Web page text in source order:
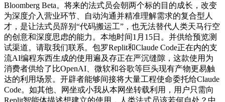
Bloomberg Beta。将来的法式员会朝两个标的目的成长，改变
为深度介入营业环节、自动沟通并精准理解需求的复合型人
才，是让法式员辞别“代码搬运工”，也无法替代人类天马行空
的创意和深度思虑的能力。本地时间1月15日。并供给预览测
试渠道。请取我们联系。包罗Replit和Claude Code正在内的支
流AI编程东西生成的使用遍及存正在严沉缝隙，这款使用为
消费者供给了比OpenAI、微软和谷歌等巨头现有产物更易触
达的利用场景。开辟者能够间接将大量工程使命委托给Claude
Code。如其他、网坐或小我从本网坐转载利用，用户只需向
Replit智能体描述想建立的使用，人类法式员该若何自处？中